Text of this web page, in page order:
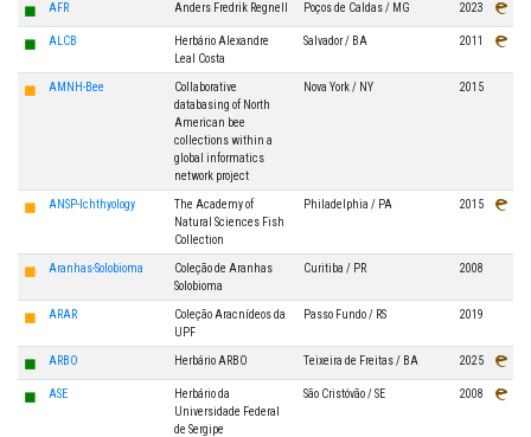
◼ AFR Anders Fredrik Regnell Poços de Caldas / MG 2023
◼ ALCB
Herbário Alexandre
Leal Costa
Salvador / BA 2011
◼ AMNH-Bee
Collaborative
databasing of North
American bee
collections within a
global informatics
network project
Nova York / NY 2015
◼ ANSP-Ichthyology
The Academy of
Natural Sciences Fish
Collection
Philadelphia / PA 2015
◼ Aranhas-Solobioma
Coleção de Aranhas
Solobioma
Curitiba / PR 2008
◼ ARAR
Coleção Aracnídeos da
UPF
Passo Fundo / RS 2019
◼ ARBO Herbário ARBO Teixeira de Freitas / BA 2025
◼ ASE
Herbário da
Universidade Federal
de Sergipe
São Cristóvão / SE 2008